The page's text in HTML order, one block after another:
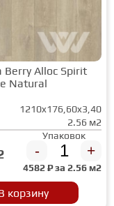
Berry Alloc Spirit
Natural
1210x176,60x3,40
2.56 м2
Упаковок
- +
4582₽ за 2.56 м2
корзину